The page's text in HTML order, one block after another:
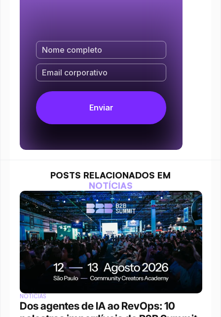
POSTS RELACIONADOS EM
NOTÍCIAS
NOTÍCIAS
Dos agentes de IA ao RevOps: 10